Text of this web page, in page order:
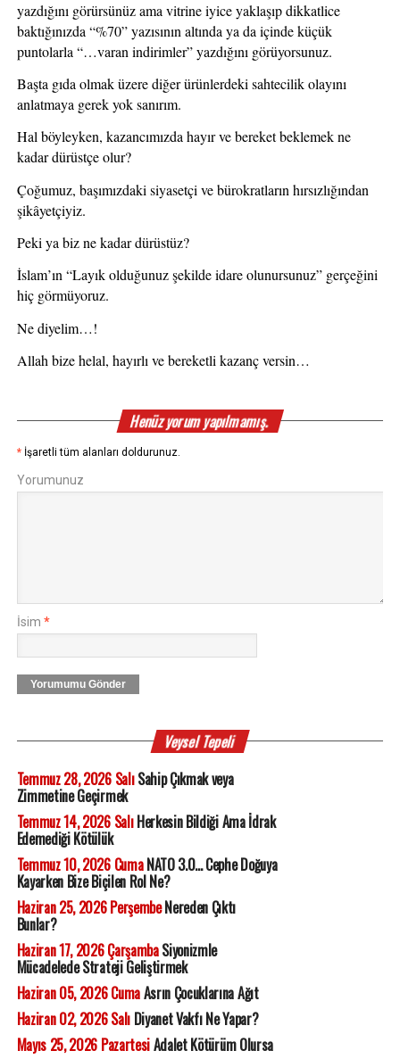
yazdığını görürsünüz ama vitrine iyice yaklaşıp dikkatlice
baktığınızda “%70” yazısının altında ya da içinde küçük
puntolarla “…varan indirimler” yazdığını görüyorsunuz.
Başta gıda olmak üzere diğer ürünlerdeki sahtecilik olayını
anlatmaya gerek yok sanırım.
Hal böyleyken, kazancımızda hayır ve bereket beklemek ne
kadar dürüstçe olur?
Çoğumuz, başımızdaki siyasetçi ve bürokratların hırsızlığından
şikâyetçiyiz.
Peki ya biz ne kadar dürüstüz?
İslam’ın “Layık olduğunuz şekilde idare olunursunuz” gerçeğini
hiç görmüyoruz.
Ne diyelim…!
Allah bize helal, hayırlı ve bereketli kazanç versin…
Henüz yorum yapılmamış.
* İşaretli tüm alanları doldurunuz.
Yorumunuz
İsim *
Yorumumu Gönder
Veysel Tepeli
Temmuz 28, 2026 SalıSahip Çıkmak veya
Zimmetine Geçirmek
Temmuz 14, 2026 SalıHerkesin Bildiği Ama İdrak
Edemediği Kötülük
Temmuz 10, 2026 CumaNATO 3.0... Cephe Doğuya
Kayarken Bize Biçilen Rol Ne?
Haziran 25, 2026 PerşembeNereden Çıktı
Bunlar?
Haziran 17, 2026 ÇarşambaSiyonizmle
Mücadelede Strateji Geliştirmek
Haziran 05, 2026 CumaAsrın Çocuklarına Ağıt
Haziran 02, 2026 SalıDiyanet Vakfı Ne Yapar?
Mayıs 25, 2026 PazartesiAdalet Kötürüm Olursa